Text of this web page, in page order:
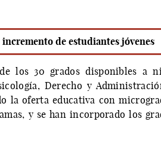
de estudiantes jóvenes
los 30 grados disponibles a
Derecho y
la oferta educativa con
y se han incorporado los